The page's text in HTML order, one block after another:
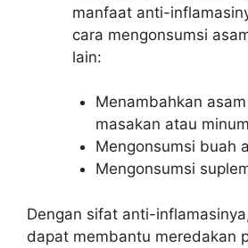
manfaat anti-
cara mengonsumsi
lain:
Menambahkan
masakan atau
Mengonsumsi buah
Mengonsumsi
Dengan sifat anti-
dapat membantu meredakan